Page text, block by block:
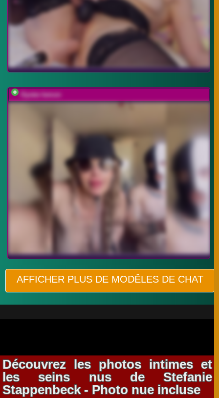
Oyster-lemon
AFFICHER PLUS DE MODÊLES DE CHAT
Découvrez les photos intimes et
les seins nus de Stefanie
Stappenbeck - Photo nue incluse